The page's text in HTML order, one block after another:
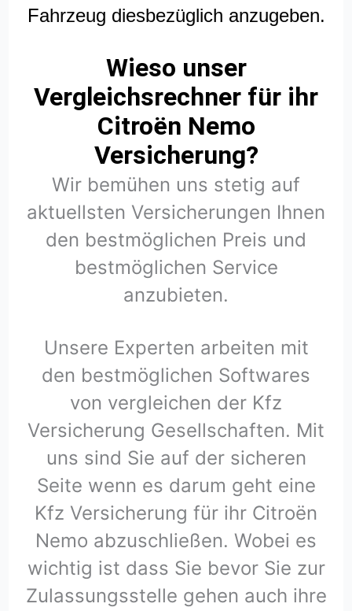
Fahrzeug diesbezüglich anzugeben.
Wieso unser
Vergleichsrechner für ihr
Citroën Nemo
Versicherung?
Wir bemühen uns stetig auf
aktuellsten Versicherungen Ihnen
den bestmöglichen Preis und
bestmöglichen Service
anzubieten.
Unsere Experten arbeiten mit
den bestmöglichen Softwares
von vergleichen der Kfz
Versicherung Gesellschaften. Mit
uns sind Sie auf der sicheren
Seite wenn es darum geht eine
Kfz Versicherung für ihr Citroën
Nemo abzuschließen. Wobei es
wichtig ist dass Sie bevor Sie zur
Zulassungsstelle gehen auch ihre